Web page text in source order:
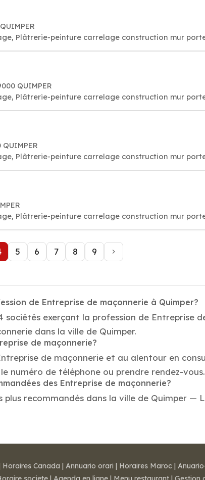
Plâtrerie-peinture carrelage construction mur
QUIMPER
Plâtrerie-peinture carrelage construction mur
Plâtrerie-peinture carrelage construction mur
Plâtrerie-peinture carrelage construction mur
5 6 7 8 9
de Entreprise de maçonnerie à Quimper?
exerçant la profession de Entreprise
dans la ville de Quimper.
de maçonnerie?
de maçonnerie et au alentour en
numéro de téléphone ou prendre rendez-vous.
des Entreprise de maçonnerie?
recommandés dans la ville de Quimper —
Horaires Canada | Annuario orari | Horaires Maroc |